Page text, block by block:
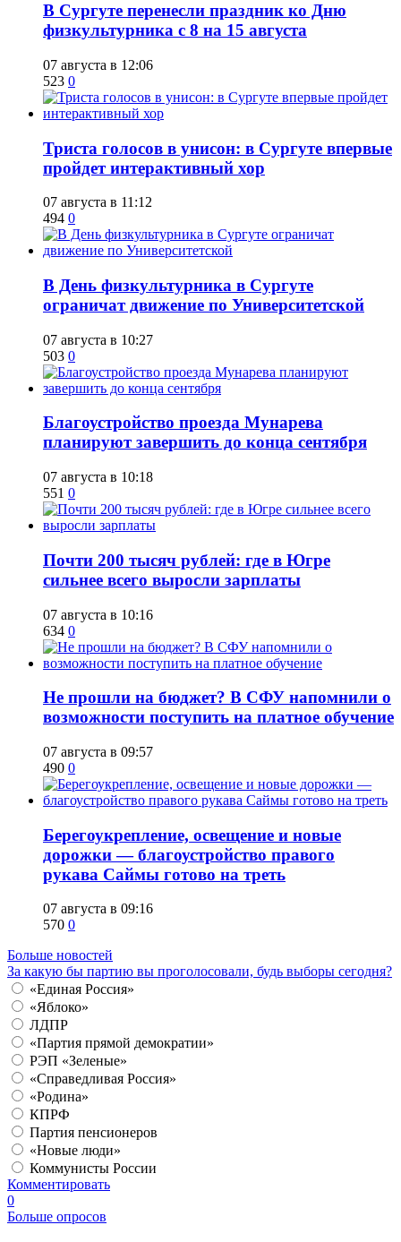
​В Сургуте перенесли праздник ко Дню
физкультурника с 8 на 15 августа
07 августа в 12:06
523 0
​Триста голосов в унисон: в Сургуте впервые
пройдет интерактивный хор
07 августа в 11:12
494 0
​В День физкультурника в Сургуте
ограничат движение по Университетской
07 августа в 10:27
503 0
Благоустройство проезда Мунарева
планируют завершить до конца сентября
07 августа в 10:18
551 0
​Почти 200 тысяч рублей: где в Югре
сильнее всего выросли зарплаты
07 августа в 10:16
634 0
Не прошли на бюджет? В СФУ напомнили о
возможности поступить на платное обучение
07 августа в 09:57
490 0
Берегоукрепление, освещение и новые
дорожки — благоустройство правого
рукава Саймы готово на треть
07 августа в 09:16
570 0
Больше новостей
За какую бы партию вы проголосовали, будь выборы сегодня?
«Единая Россия»
«Яблоко»
ЛДПР
«Партия прямой демократии»
РЭП «Зеленые»
«Справедливая Россия»
«Родина»
КПРФ
Партия пенсионеров
«Новые люди»
Коммунисты России
Комментировать
0
Больше опросов